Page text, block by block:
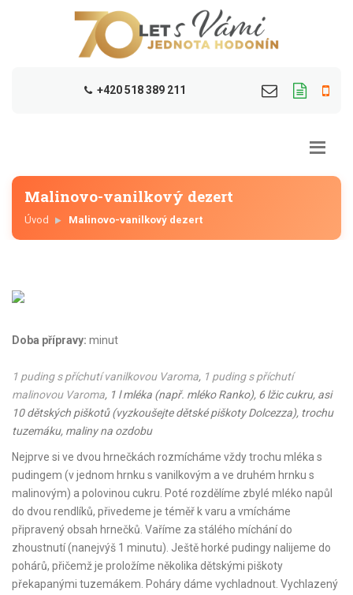
+420 518 389 211
Malinovo-vanilkový dezert
Úvod Malinovo-vanilkový dezert
Doba přípravy: minut
1 puding s příchutí vanilkovou Varoma, 1 puding s příchutí
malinovou Varoma, 1 l mléka (např. mléko Ranko), 6 lžic cukru, asi
10 dětských piškotů (vyzkoušejte dětské piškoty Dolcezza), trochu
tuzemáku, maliny na ozdobu
Nejprve si ve dvou hrnečkách rozmícháme vždy trochu mléka s
pudingem (v jednom hrnku s vanilkovým a ve druhém hrnku s
malinovým) a polovinou cukru. Poté rozdělíme zbylé mléko napůl
do dvou rendlíků, přivedeme je téměř k varu a vmícháme
připravený obsah hrnečků. Vaříme za stálého míchání do
zhoustnutí (nanejvýš 1 minutu). Ještě horké pudingy nalijeme do
pohárů, přičemž je proložíme několika dětskými piškoty
překapanými tuzemákem. Poháry dáme vychladnout. Vychlazený